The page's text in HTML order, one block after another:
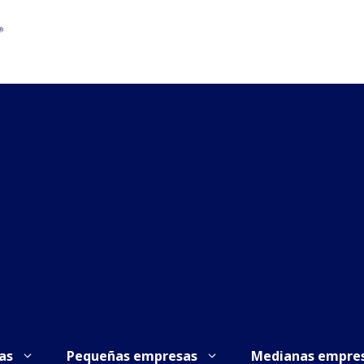
Pequeñas empresas Medianas